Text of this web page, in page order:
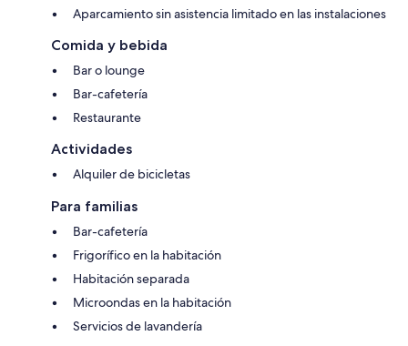
Aparcamiento sin asistencia limitado en las instalaciones
Comida y bebida
Bar o lounge
Bar-cafetería
Restaurante
Actividades
Alquiler de bicicletas
Para familias
Bar-cafetería
Frigorífico en la habitación
Habitación separada
Microondas en la habitación
Servicios de lavandería